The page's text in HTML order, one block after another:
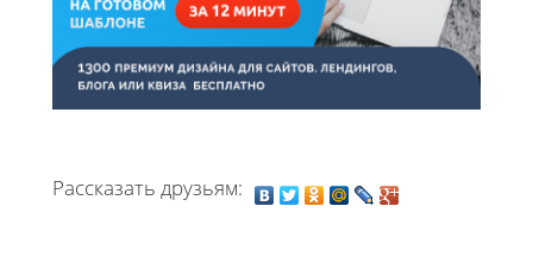
Рассказать друзьям: